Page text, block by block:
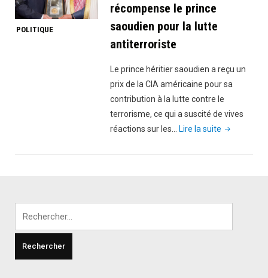
avoir
chié
bureau
de
son
patron
après
remporté
POLITIQUE
récompense le prince
saoudien pour la lutte
antiterroriste
Le prince héritier saoudien a reçu un
prix de la CIA américaine pour sa
contribution à la lutte contre le
terrorisme, ce qui a suscité de vives
réactions sur les…
Lire la suite "Théâtre
l’absurde:
prince